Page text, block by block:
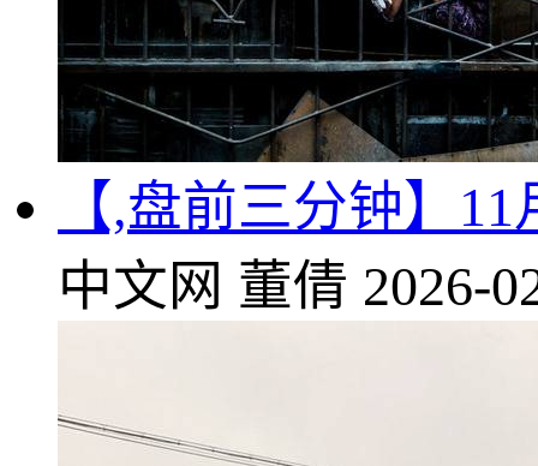
【,盘前三分钟】
中文网 董倩 2026-